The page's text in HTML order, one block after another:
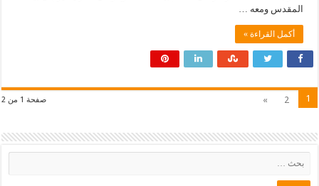
المقدس ومعه …
أكمل القراءة »
صفحة 1 من 2 1
2
»